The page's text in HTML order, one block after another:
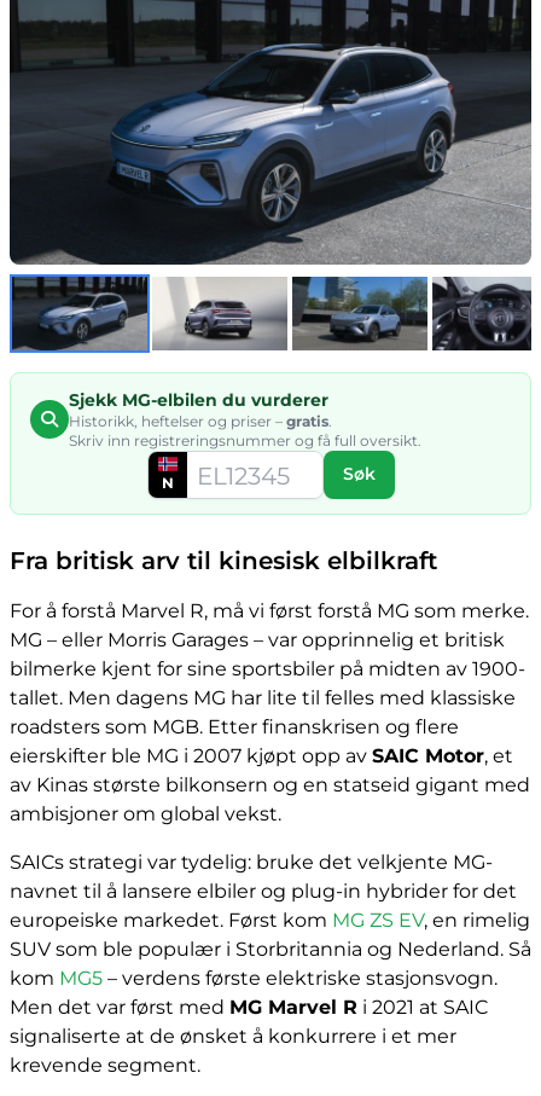
Sjekk MG-elbilen du vurderer
Historikk, heftelser og priser – gratis
Skriv inn registreringsnummer og få full oversikt.
N Søk
Fra britisk arv til kinesisk elbilkraft
For å forstå Marvel R, må vi først forstå MG som merke.
MG – eller Morris Garages – var opprinnelig et britisk
bilmerke kjent for sine sportsbiler på midten av 1900-
tallet. Men dagens MG har lite til felles med klassiske
roadsters som MGB. Etter finanskrisen og flere
eierskifter ble MG i 2007 kjøpt opp av SAIC Motor, et
av Kinas største bilkonsern og en statseid gigant med
ambisjoner om global vekst.
SAICs strategi var tydelig: bruke det velkjente MG-
navnet til å lansere elbiler og plug-in hybrider for det
europeiske markedet. Først kom MG ZS EV, en rimelig
SUV som ble populær i Storbritannia og Nederland. Så
kom MG5 – verdens første elektriske stasjonsvogn.
Men det var først med MG Marvel R i 2021 at SAIC
signaliserte at de ønsket å konkurrere i et mer
krevende segment.